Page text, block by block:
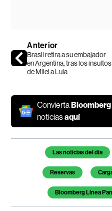
Anterior
Brasil retira a su embajador
en Argentina, tras los insultos
de Milei a Lula
ConviertaBloomberg
noticiasaquí
Temas de este artículo
Las noticias del día
Reservas
Bloomberg Línea